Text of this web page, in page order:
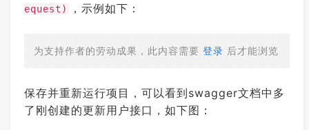
equest)
，示例如下：
为支持作者的劳动成果，此内容需要 登录 后才能浏览
保存并重新运行项目，可以看到swagger文档中多
了刚创建的更新用户接口，如下图：